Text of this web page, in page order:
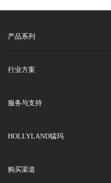
产品系列
行业方案
服务与支持
HOLLYLAND猛玛
购买渠道